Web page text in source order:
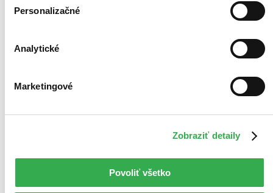
Personalizačné
Analytické
Marketingové
Zobraziť detaily
Povoliť všetko
Autor Laura Filipová